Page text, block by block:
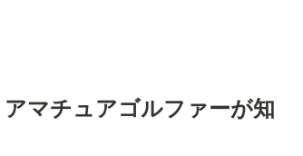
マチュアゴルファーが知